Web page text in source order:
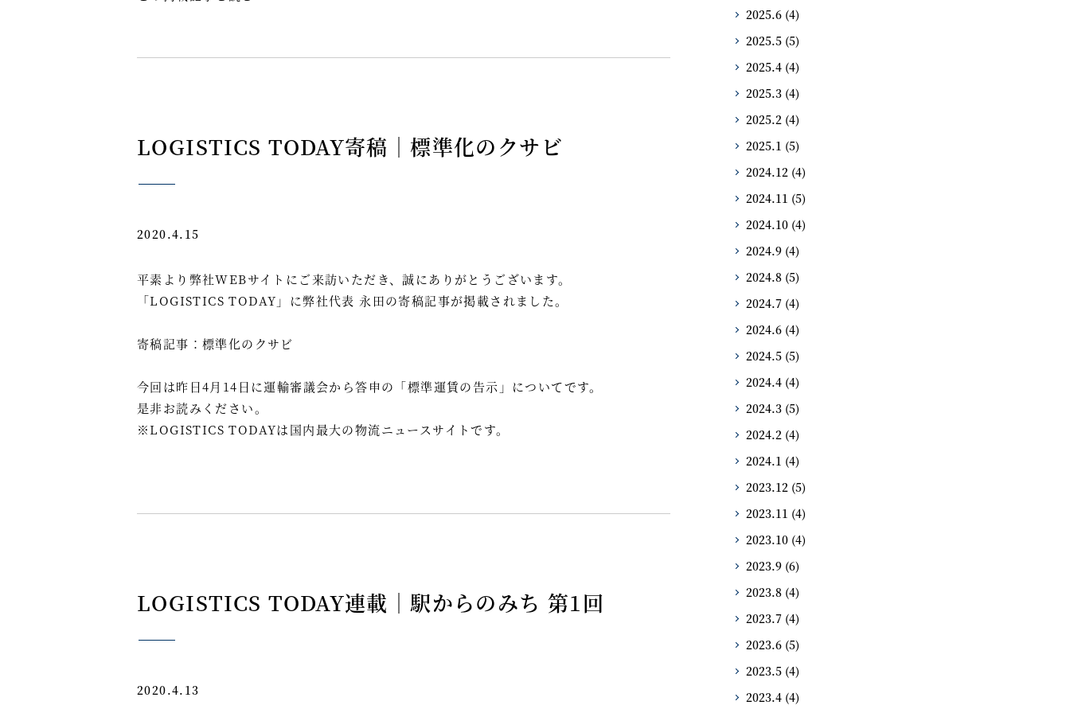
LOGISTICS TODAY寄稿｜標準化のクサビ
2020.4.15
平素より弊社WEBサイトにご来訪いただき、誠にありがとうございます。
「LOGISTICS TODAY 」に弊社代表 永田の寄稿記事が掲載されました。
寄稿記事： 標準化のクサビ
今回は昨日4月14日に運輸審議会から答申の「標準運賃の告示」についてです。
是非お読みください。
※LOGISTICS TODAYは国内最大の物流ニュースサイトです。
LOGISTICS TODAY連載｜駅からのみち 第1回
2020.4.13
2025.6 (4)
2025.5 (5)
2025.4 (4)
2025.3 (4)
2025.2 (4)
2025.1 (5)
2024.12 (4)
2024.11 (5)
2024.10 (4)
2024.9 (4)
2024.8 (5)
2024.7 (4)
2024.6 (4)
2024.5 (5)
2024.4 (4)
2024.3 (5)
2024.2 (4)
2024.1 (4)
2023.12 (5)
2023.11 (4)
2023.10 (4)
2023.9 (6)
2023.8 (4)
2023.7 (4)
2023.6 (5)
2023.5 (4)
2023.4 (4)